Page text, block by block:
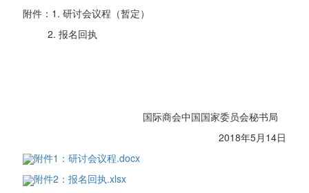
附件：1. 研讨会议程（暂定）
2. 报名回执
国际商会中国国家委员会秘书局
2018年5月14日
附件1：研讨会议程.docx
附件2：报名回执.xlsx